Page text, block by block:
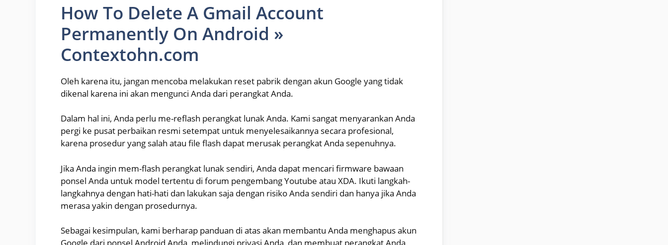
How To Delete A Gmail Account
Permanently On Android »
Contextohn.com
Oleh karena itu, jangan mencoba melakukan reset pabrik dengan akun Google yang tidak
dikenal karena ini akan mengunci Anda dari perangkat Anda.
Dalam hal ini, Anda perlu me-reflash perangkat lunak Anda. Kami sangat menyarankan Anda
pergi ke pusat perbaikan resmi setempat untuk menyelesaikannya secara profesional,
karena prosedur yang salah atau file flash dapat merusak perangkat Anda sepenuhnya.
Jika Anda ingin mem-flash perangkat lunak sendiri, Anda dapat mencari firmware bawaan
ponsel Anda untuk model tertentu di forum pengembang Youtube atau XDA. Ikuti langkah-
langkahnya dengan hati-hati dan lakukan saja dengan risiko Anda sendiri dan hanya jika Anda
merasa yakin dengan prosedurnya.
Sebagai kesimpulan, kami berharap panduan di atas akan membantu Anda menghapus akun